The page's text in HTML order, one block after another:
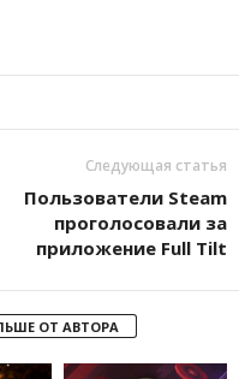
Следующая статья
Пользователи Steam
проголосовали за
приложение Full Tilt
ОТ АВТОРА